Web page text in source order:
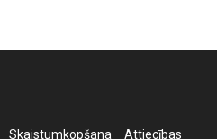
Skaistumkopšana Attiecības